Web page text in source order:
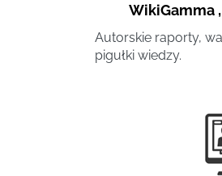
WikiGamma ,
Autorskie raporty,
pigułki wiedzy.